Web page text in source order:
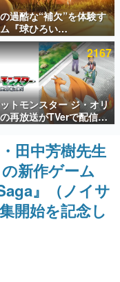
ビュー数万以上！ などな
ァミ渾身の“殿堂入り”記
製作時のエピソードをお
）とは何か？を探ってい
赫本』は、〈試験問題〉
過酷な“補欠”を体験す
『球ひろい
』が「1件」のウィッ
トをもとにチェコ語に
で話題に。『キング
ム』開発元やチェコの
選手から称賛の声
2167
ットモンスター ジ・オリ
再放送がTVerで配信
ド（CV：竹内順子）が
のオリジナルアニメ
田中芳樹先生
新作ゲーム
』（ノイサ
開始を記念し